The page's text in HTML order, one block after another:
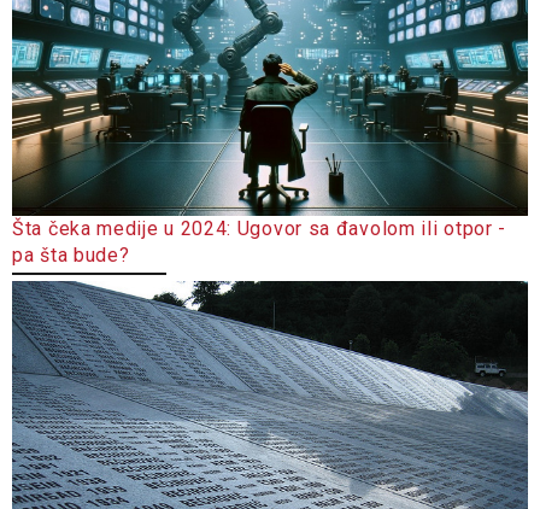
Šta čeka medije u 2024: Ugovor sa đavolom ili otpor -
pa šta bude?